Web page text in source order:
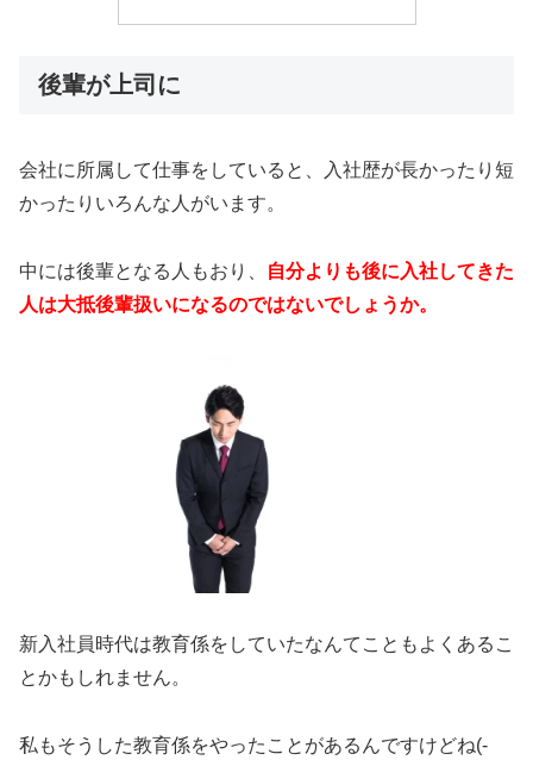
後輩が上司に
会社に所属して仕事をしていると、入社歴が長かったり短
かったりいろんな人がいます。
中には後輩となる人もおり、
自分よりも後に入社してきた
人は大抵後輩扱いになるのではないでしょうか。
新入社員時代は教育係をしていたなんてこともよくあるこ
とかもしれません。
私もそうした教育係をやったことがあるんですけどね(-